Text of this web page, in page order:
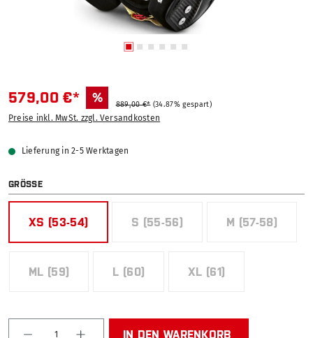
579,00 €* % 889,00 €* (34.87% gespart)
Preise inkl. MwSt. zzgl. Versandkosten
Lieferung in 2-5 Werktagen
GRÖSSE AUSWÄHLEN
XS (53-54) S (55-56)
(DIESE OPTION IST ZURZEIT
M (57-58)
(DIESE
ML (59)
(DIESE OPTION IST ZURZEIT NICHT VERFÜGBAR.)
L (60)
(DIESE OPTION IST ZURZEIT NICHT
XL (61)
(DIESE OPTION IST
Produkt Anzahl: Gib den gewünschten Wert ein
IN DEN WARENKORB